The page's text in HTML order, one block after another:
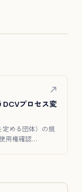
プロセス変
める団体）の規
用権確認…